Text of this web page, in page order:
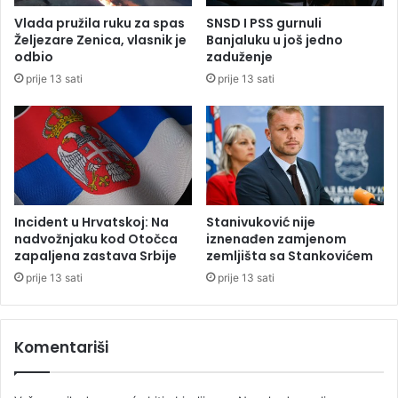
B
i
H
a
k
m
o
ž
n
o
k
a
u
f
z
Vlada pružila ruku za spas
Željezare Zenica, vlasnik je
odbio
prije 13 sati
SNSD I PSS gurnuli
Banjaluku u još jedno
zaduženje
prije 13 sati
Incident u Hrvatskoj: Na
nadvožnjaku kod Otočca
zapaljena zastava Srbije
prije 13 sati
Stanivuković nije
iznenađen zamjenom
zemljišta sa Stankovićem
prije 13 sati
Komentariši